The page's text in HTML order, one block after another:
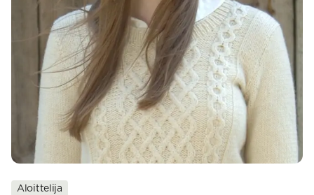
7 Veljestä
Nalle
Wonder Wool
Hehku
1 = ohuin, 7 = paksuin
1. Lace
2. 4-ply
3. Sport
4. DK
5. Aran
6. Chunky
7. Super Chunky
SESONGIN MALLISTOT
SS26 Kirsikka
Simberg & Hanna
Sumari
SS26 Hyvän olon
neuleet
SS26 Auringon
kosketus -
kesämallisto
SS26 Signature
Collection
INSPIROIDU
Yhteisö
Ajankohtaista
Tilaa uutiskirje
Kaikki artikkelit
Aloittelija